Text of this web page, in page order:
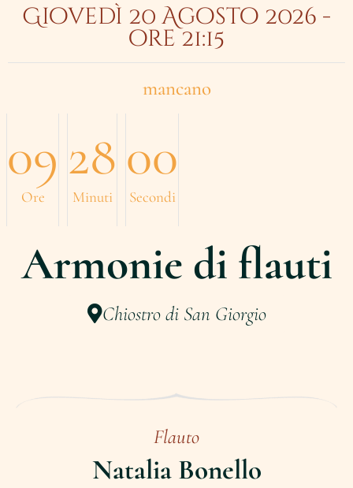
Giovedì 20 Agosto 2026 -
ore 21:15
mancano
09
Ore
28
Minuti
00
Secondi
Armonie di flauti
Chiostro di San Giorgio
Flauto
Natalia Bonello